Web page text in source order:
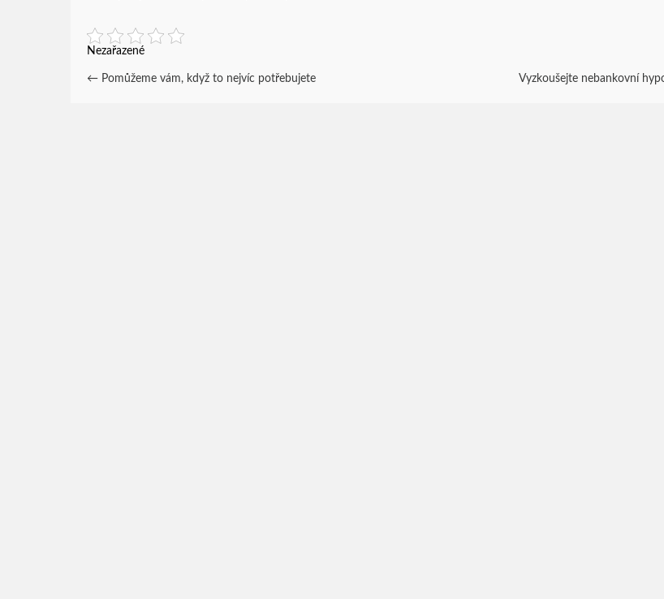
Nezařazené
Post
← Pomůžeme vám, když to nejvíc potřebujete Vyzkoušejte nebankovní